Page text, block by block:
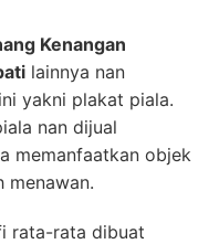
Kenangan
lainnya nan
yakni plakat piala.
nan dijual
memanfaatkan objek
rata-rata dibuat